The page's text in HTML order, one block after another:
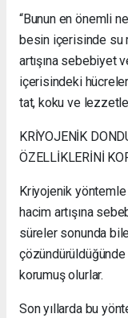
“Bunun en önemli
besin içerisinde su
artışına sebebiyet
içerisindeki
tat, koku ve
KRİYOJENİK
ÖZELLİKLERİNİ
Kriyojenik
hacim artışına
süreler sonunda
korumuş olurlar.
Son yıllarda bu